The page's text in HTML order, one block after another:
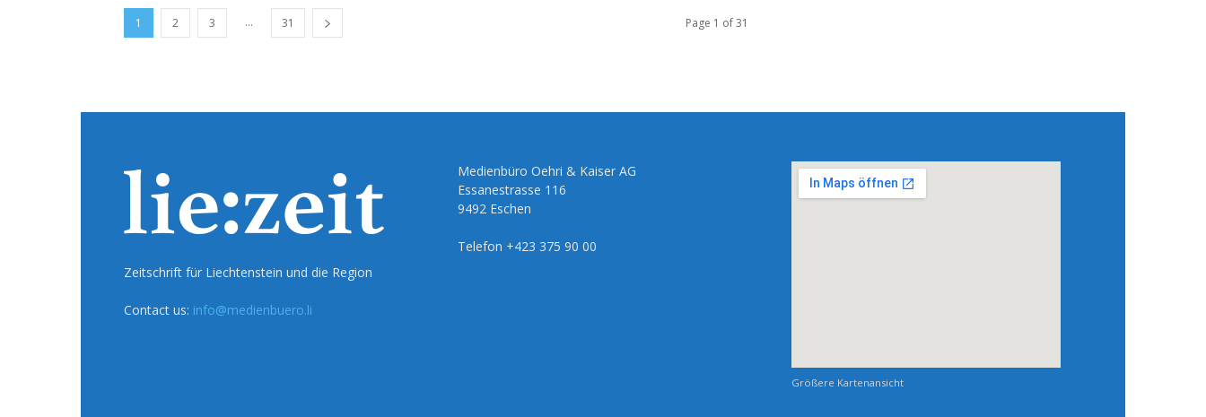
1 2 3 ... 31 Page 1 of 31
Zeitschrift für Liechtenstein und die Region
Contact us: info@medienbuero.li
Medienbüro Oehri & Kaiser AG
Essanestrasse 116
9492 Eschen
Telefon +423 375 90 00
Größere Kartenansicht